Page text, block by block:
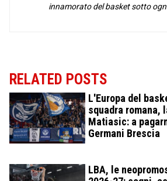
innamorato del basket sotto
RELATED POSTS
L'Europa del
squadra romana,
Matiasic: a
Germani Brescia
LBA, le